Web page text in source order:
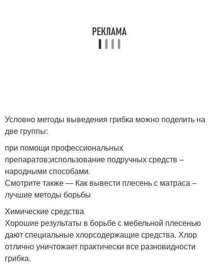
Условно методы выведения грибка можно поделить на
две группы:
при помощи профессиональных
препаратов;использование подручных средств –
народными способами.
Смотрите также — Как вывести плесень с матраса –
лучшие методы борьбы
Химические средства
Хорошие результаты в борьбе с мебельной плесенью
дают специальные хлорсодержащие средства. Хлор
отлично уничтожает практически все разновидности
грибка.